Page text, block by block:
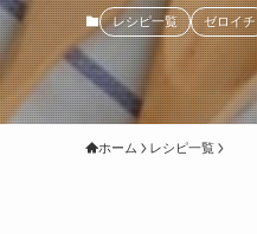
レシピ一覧 ゼロイチ
ホーム レシピ一覧